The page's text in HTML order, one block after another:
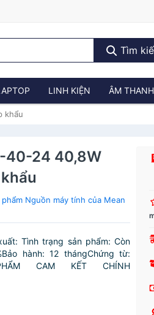
Tìm
LINH KIỆN ÂM THANH
khẩu
40-24 40,8W
Nguồn máy tính của Mean
Tình trạng sản phẩm: Còn
hành: 12 thángChứng từ:
CAM KẾT CHÍNH